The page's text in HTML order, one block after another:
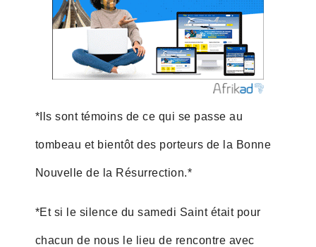
*Ils sont témoins de ce qui se passe au
tombeau et bientôt des porteurs de la Bonne
Nouvelle de la Résurrection.*
*Et si le silence du samedi Saint était pour
chacun de nous le lieu de rencontre avec